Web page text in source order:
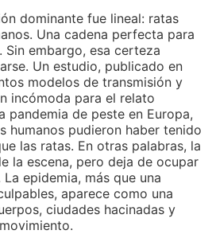
dominante fue lineal: ratas
Una cadena perfecta para
embargo, esa certeza
Un estudio, publicado en
modelos de transmisión y
incómoda para el relato
pandemia de peste en Europa,
humanos pudieron haber tenido
las ratas. En otras palabras, la
la escena, pero deja de ocupar
epidemia, más que una
aparece como una
ciudades hacinadas y